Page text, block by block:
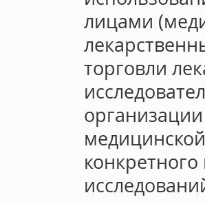
лицами
торговли